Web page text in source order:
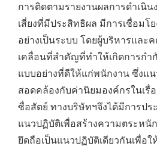
การติดตามรายงานผลการดำเนิน
เสี่ยงที่มีประสิทธิผล มีการเชื่อมโ
อย่างเป็นระบบ โดยผู้บริหารและ
เคลื่อนที่สำคัญที่ทำให้เกิดการกำ
แบบอย่างที่ดีให้แก่พนักงาน ซึ่งแ
สอดคล้องกับค่านิยมองค์กรในเรื่
ซื่อสัตย์ ทางบริษัทฯจึงได้มีการปร
แนวปฏิบัติเพื่อสร้างความตระหนั
ยึดถือเป็นแนวปฏิบัติเดียวกันเพื่อใ